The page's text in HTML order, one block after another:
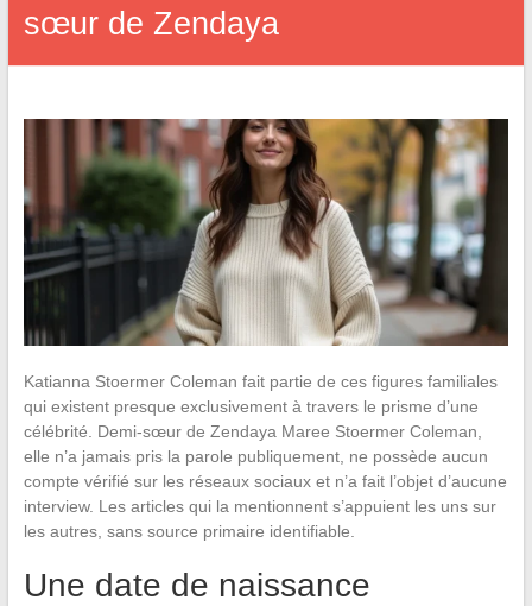
sœur de Zendaya
Katianna Stoermer Coleman fait partie de ces figures familiales
qui existent presque exclusivement à travers le prisme d’une
célébrité. Demi-sœur de Zendaya Maree Stoermer Coleman,
elle n’a jamais pris la parole publiquement, ne possède aucun
compte vérifié sur les réseaux sociaux et n’a fait l’objet d’aucune
interview. Les articles qui la mentionnent s’appuient les uns sur
les autres, sans source primaire identifiable.
Une date de naissance